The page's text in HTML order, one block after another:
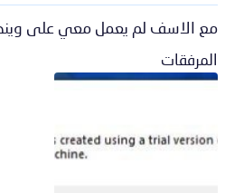
مع الاسف لم يعمل معي على
المرفقات